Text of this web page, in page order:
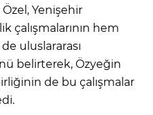
Yenişehir
çalışmalarının hem
uluslararası
belirterek, Özyeğin
de bu çalışmalar